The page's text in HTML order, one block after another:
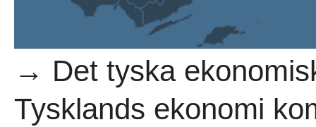
→ Det tyska
Tysklands ekonomi